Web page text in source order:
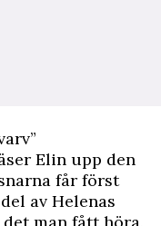
Elin upp den
får först
av Helenas